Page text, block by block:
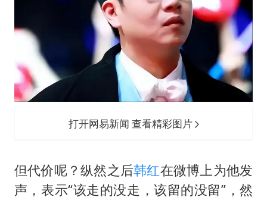
打开网易新闻 查看精彩图片
但代价呢？纵然之后韩红在微博上为他发
声，表示“该走的没走，该留的没留”，然